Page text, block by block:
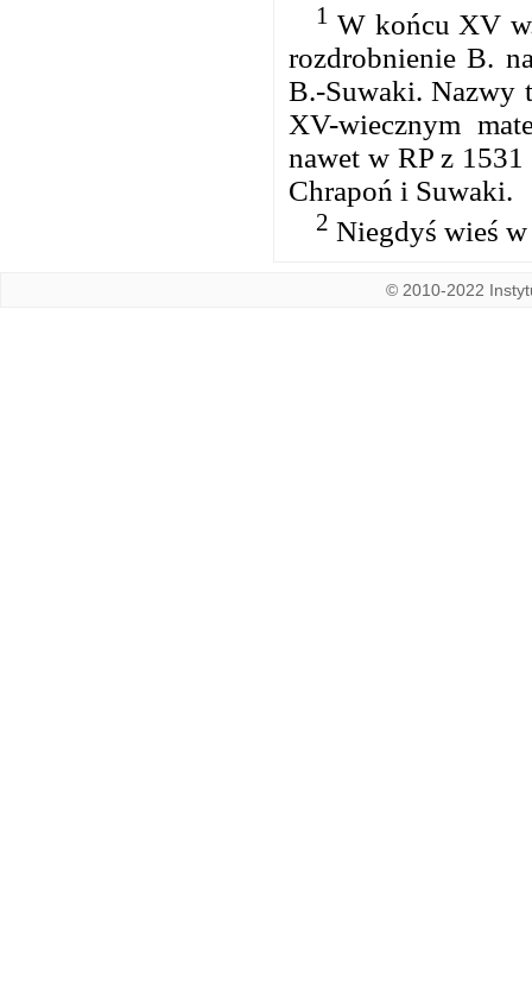
1 W końcu XV
rozdrobnienie B.
B.-Suwaki. Nazwy
XV-wiecznym
nawet w RP z
Chrapoń i Suwaki.
2 Niegdyś wieś w
© 2010-2022